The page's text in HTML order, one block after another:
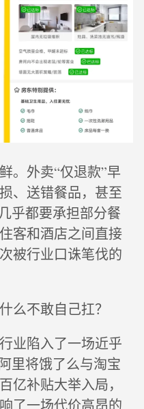
。外卖“仅退款”早
、送错餐品，甚至
乎都要承担部分餐
客和酒店之间直接
被行业口诛笔伐的
么不敢自己扛？
业陷入了一场近乎
里将饿了么与淘宝
亿补贴大举入局，
了一场代价高昂的